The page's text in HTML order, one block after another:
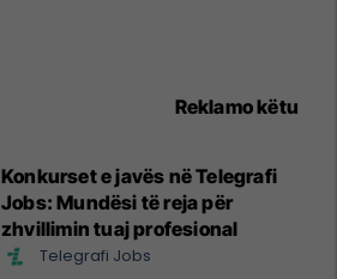
Reklamo këtu
Konkurset e javës në Telegrafi
Jobs: Mundësi të reja për
zhvillimin tuaj profesional
Telegrafi Jobs